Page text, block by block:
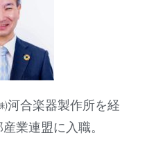
河合楽器製作所を経
業連盟に入職。